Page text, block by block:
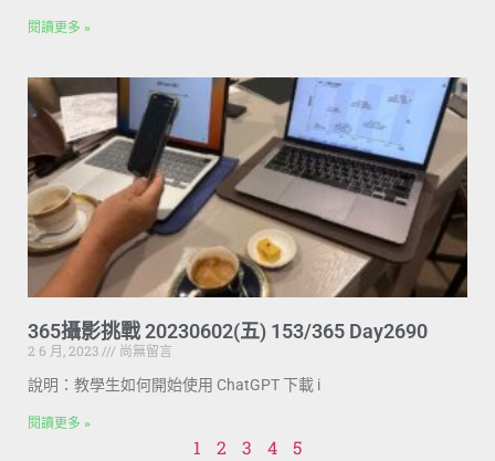
閱讀更多 »
365攝影挑戰 20230602(五) 153/365 Day2690
2 6 月, 2023
尚無留言
說明：教學生如何開始使用 ChatGPT 下載 i
閱讀更多 »
1 2 3 4 5